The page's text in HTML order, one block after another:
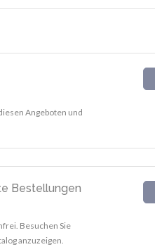
Angeboten und
Bestellungen
Besuchen Sie
anzuzeigen.